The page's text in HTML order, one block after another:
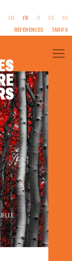
EN FR IT ES
SE
RÉFÉRENCES
TARIFS